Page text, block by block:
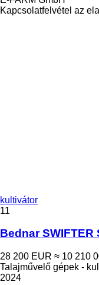
Kapcsolatfelvétel az
kultivátor
11
Bednar SWIFTER
28 200 EUR ≈ 10 210
Talajművelő gépek -
2024